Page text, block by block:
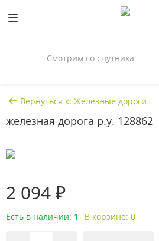
Смотрим со спутника
Вернуться к: Железные дороги
железная дорога р.у. 128862
2 094 ₽
Есть в наличии: 1 В корзине: 0